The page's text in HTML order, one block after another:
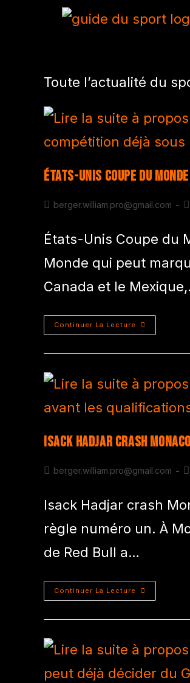
Toute l’actualité du
États-Unis Coupe du
berger.william.pro@gmail.com
États-Unis Coupe du
Monde qui peut
Canada et le
Continuer La Lecture
Isack Hadjar crash
berger.william.pro@gmail.com
Isack Hadjar crash
règle numéro un. À
de Red Bull a…
Continuer La Lecture